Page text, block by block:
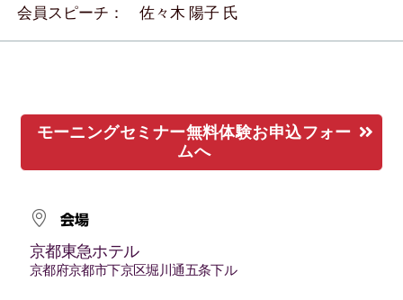
会員スピーチ： 佐々木 陽子 氏
モーニングセミナー無料体験お申込フォー
ムへ
会場
京都東急ホテル
京都府京都市下京区堀川通五条下ル